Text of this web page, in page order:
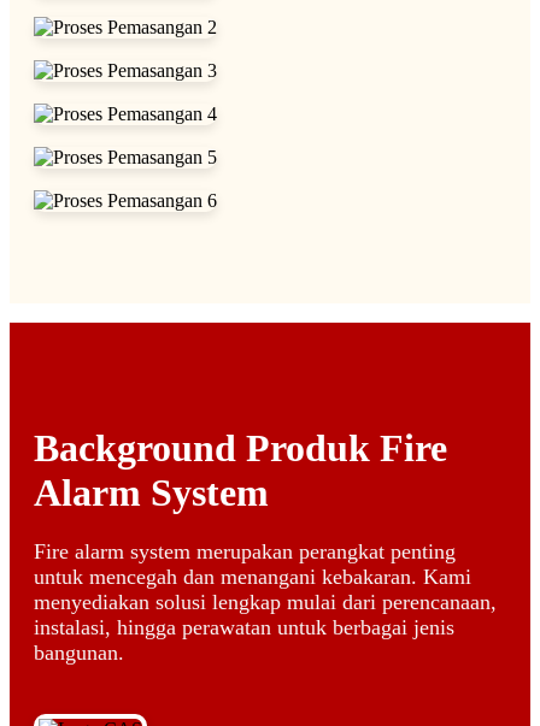
Background Produk Fire
Alarm System
Fire alarm system merupakan perangkat penting
untuk mencegah dan menangani kebakaran. Kami
menyediakan solusi lengkap mulai dari perencanaan,
instalasi, hingga perawatan untuk berbagai jenis
bangunan.